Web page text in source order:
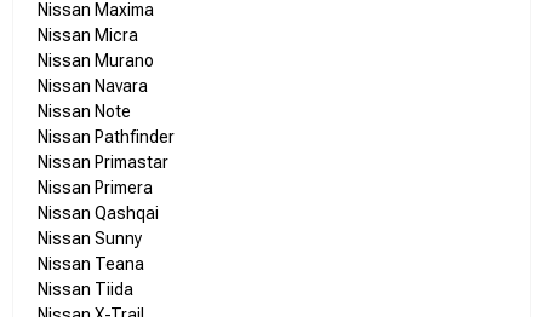
Nissan Maxima
Nissan Micra
Nissan Murano
Nissan Navara
Nissan Note
Nissan Pathfinder
Nissan Primastar
Nissan Primera
Nissan Qashqai
Nissan Sunny
Nissan Teana
Nissan Tiida